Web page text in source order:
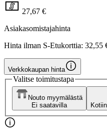
27,67 €
Asiakasomistajahinta
Hinta ilman S-Etukorttia: 32,55
Verkkokaupan hinta
Valitse toimitustapa
Nouto myymälästä
Ei saatavilla